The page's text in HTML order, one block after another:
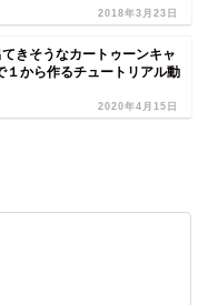
2018年3月23日
きそうなカートゥーンキャ
１から作るチュートリアル動
2020年4月15日